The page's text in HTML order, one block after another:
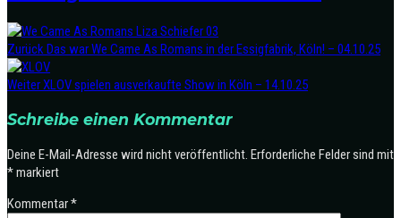
ZurückDas war We Came As Romans in der Essigfabrik, Köln! – 04.10.25
WeiterXLOV spielen ausverkaufte Show in Köln – 14.10.25
Schreibe einen Kommentar
Deine E-Mail-Adresse wird nicht veröffentlicht. Erforderliche Felder sind mit
*markiert
Kommentar*